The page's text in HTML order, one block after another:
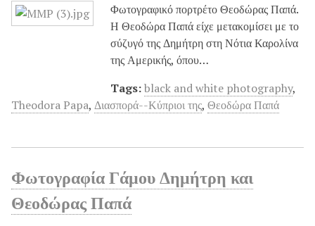
Φωτογραφικό πορτρέτο Θεοδώρας Παπά.
Η Θεοδώρα Παπά είχε μετακομίσει με το
σύζυγό της Δημήτρη στη Νότια Καρολίνα
της Αμερικής, όπου…
Tags:black and white photography,
Theodora Papa, Διασπορά--Κύπριοι της, Θεοδώρα Παπά
Φωτογραφία Γάμου Δημήτρη και
Θεοδώρας Παπά